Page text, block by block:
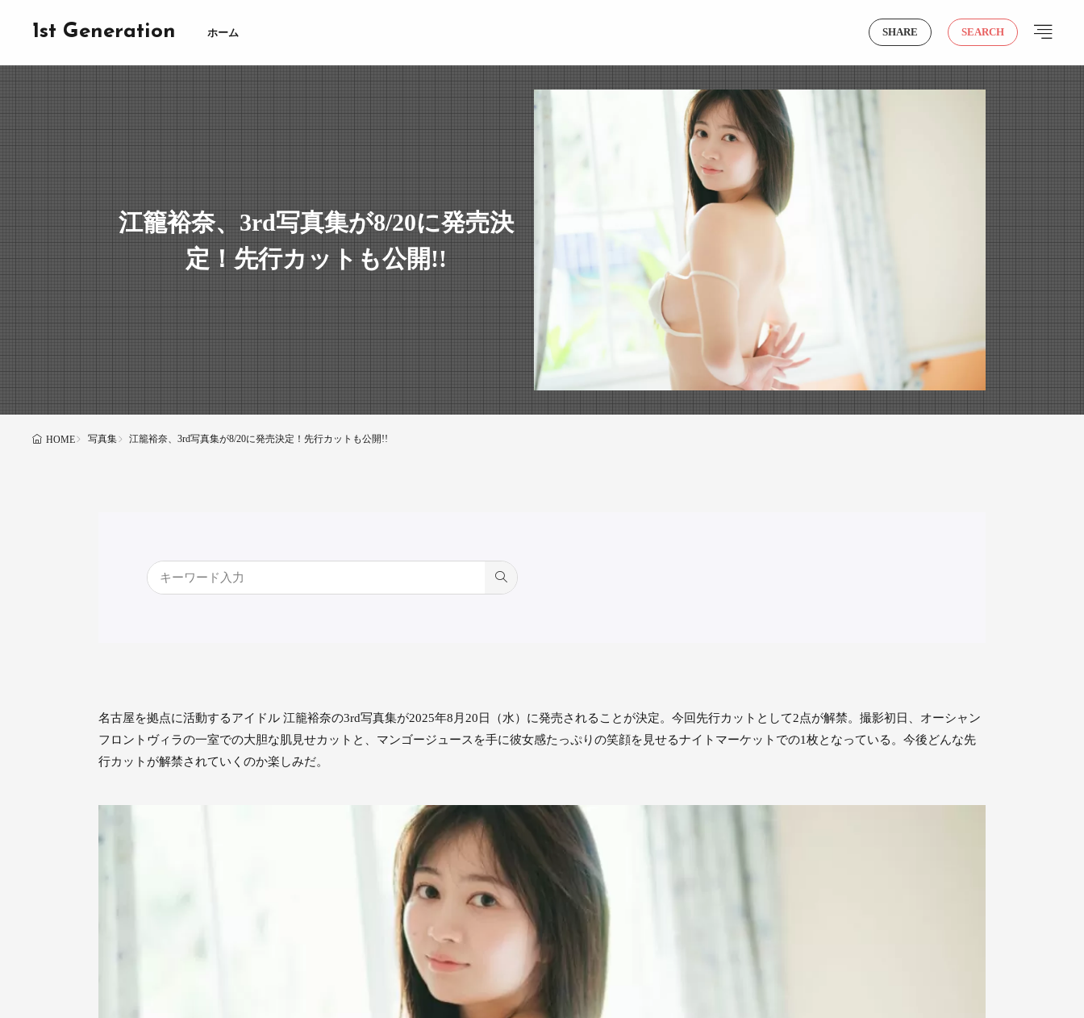
1st Generation ホーム SHARE SEARCH
江籠裕奈、3rd写真集が8/20に発売決
定！先行カットも公開!!
HOME 写真集 江籠裕奈、3rd写真集が8/20に発売決定！先行カットも公開!!
名古屋を拠点に活動するアイドル 江籠裕奈の3rd写真集が2025年8月20日（水）に発売されることが決定。今回先行カットとして2点が解禁。撮影初日、オーシャン
フロントヴィラの一室での大胆な肌見せカットと、マンゴージュースを手に彼女感たっぷりの笑顔を見せるナイトマーケットでの1枚となっている。今後どんな先
行カットが解禁されていくのか楽しみだ。